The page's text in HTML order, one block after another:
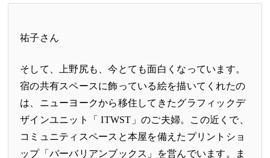
祐子さん
そして、上野尻も、今とても面白くなっています。
宿の共有スペースに飾っている絵を描いてくれたの
は、ニューヨークから移住してきたグラフィックデ
ザインユニット「ITWST 」のご夫婦。この近くで、
コミュニティスペースと本屋を備えたプリントショ
ップ「 バーバリアンブックス 」を営んでいます。ま